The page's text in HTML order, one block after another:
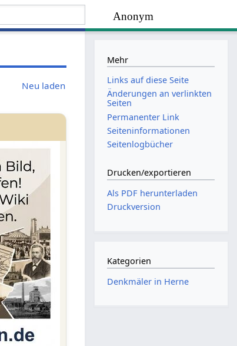
Anonym
Neu laden
Mehr
Links auf diese Seite
Änderungen an verlinkten
Seiten
Permanenter Link
Seiten­­informationen
Seitenlogbücher
Drucken/­exportieren
Als PDF herunterladen
Druckversion
Kategorien
Denkmäler in Herne